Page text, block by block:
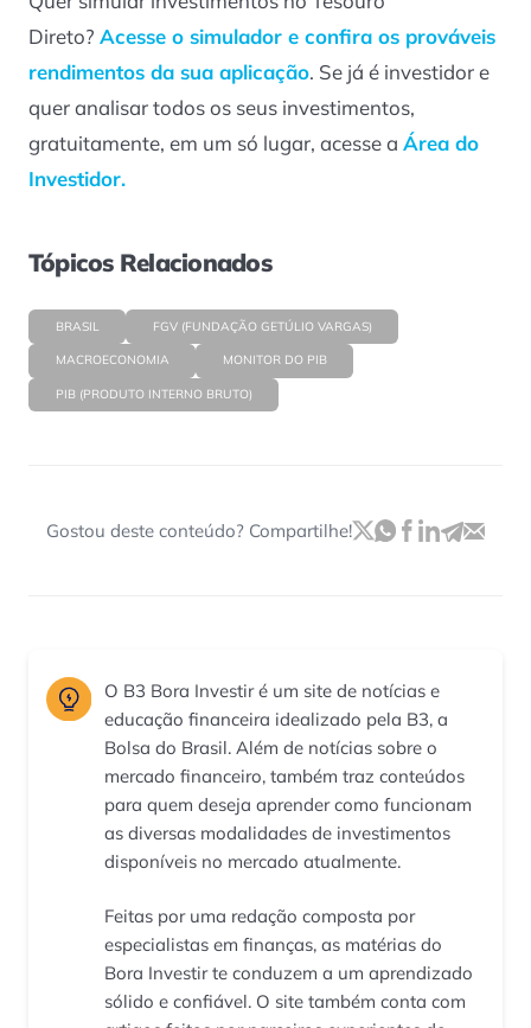
Direto? Acesse o simulador e confira os prováveis
rendimentos da sua aplicação. Se já é investidor e
quer analisar todos os seus investimentos,
gratuitamente, em um só lugar, acesse a Área do
Investidor.
Tópicos Relacionados
BRASIL FGV (FUNDAÇÃO GETÚLIO VARGAS)
MACROECONOMIA MONITOR DO PIB
PIB (PRODUTO INTERNO BRUTO)
Gostou deste conteúdo? Compartilhe!
O B3 Bora Investir é um site de notícias e
educação financeira idealizado pela B3, a
Bolsa do Brasil. Além de notícias sobre o
mercado financeiro, também traz conteúdos
para quem deseja aprender como funcionam
as diversas modalidades de investimentos
disponíveis no mercado atualmente.
Feitas por uma redação composta por
especialistas em finanças, as matérias do
Bora Investir te conduzem a um aprendizado
sólido e confiável. O site também conta com